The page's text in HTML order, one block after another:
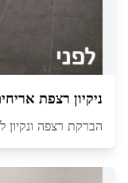
ניקיון רצפת
הברקת רצפה ונקיון